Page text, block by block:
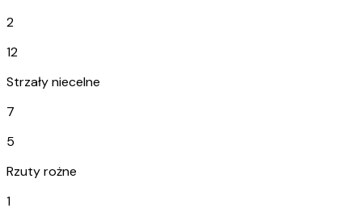
2
12
Strzały niecelne
7
5
Rzuty rożne
1